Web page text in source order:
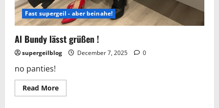
Fast supergeil - aber beinahe!
Al Bundy lässt grüßen !
supergeilblog December 7, 2025 0
no panties!
Read MoreRead
more